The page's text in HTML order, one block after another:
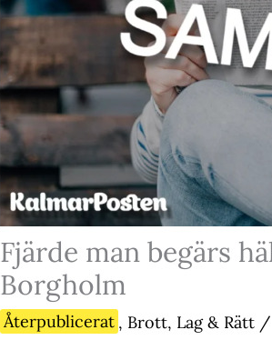
Fjärde man begärs
Borgholm
Återpublicerat , Brott, Lag & Rätt /